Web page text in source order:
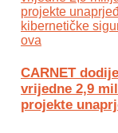
CARNET
vrijedne 2,9
projekte